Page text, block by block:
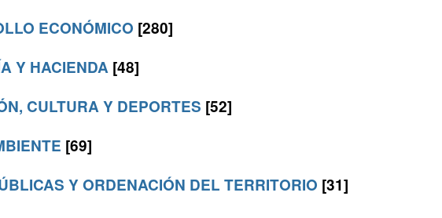
ECONÓMICO [280]
Y HACIENDA [48]
CULTURA Y DEPORTES [52]
[69]
Y ORDENACIÓN DEL TERRITORIO [31]